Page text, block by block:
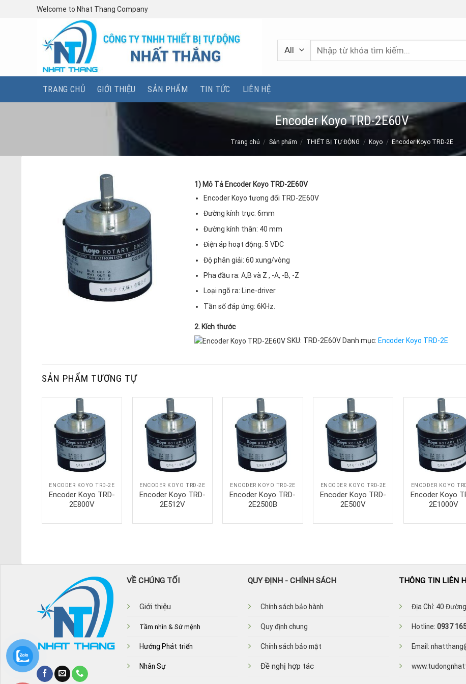
Welcome to Nhat Thang Company
Tìm
TRANG CHỦ GIỚI THIỆU SẢN PHẨM TIN TỨC LIÊN HỆ
Encoder Koyo TRD-2E60V
Trang chủ / Sản phẩm / THIẾT BỊ TỰ ĐỘNG / Koyo / Encoder Koyo TRD-2E
1) Mô Tả Encoder Koyo TRD-2E60V
Encoder Koyo tương đối TRD-2E60V
Đường kính trục: 6mm
Đường kính thân: 40 mm
Điện áp hoạt động: 5 VDC
Độ phân giải: 60 xung/vòng
Pha đầu ra: A,B và Z , -A, -B, -Z
Loại ngõ ra: Line-driver
Tần số đáp ứng: 6KHz.
2. Kích thước
SKU: TRD-2E60V Danh mục: Encoder Koyo TRD-2E
SẢN PHẨM TƯƠNG TỰ
ENCODER KOYO TRD-2E
Encoder Koyo TRD-
2E800V
ENCODER KOYO TRD-2E
Encoder Koyo TRD-
2E512V
ENCODER KOYO TRD-2E
Encoder Koyo TRD-
2E2500B
ENCODER KOYO TRD-2E
Encoder Koyo TRD-
2E500V
ENCODER KOYO
Encoder Koyo
2E1000V
VỀ CHÚNG TỐI
Giới thiệu
Tầm nhìn & Sứ mệnh
Hướng Phát triển
Nhân Sự
QUY ĐỊNH - CHÍNH SÁCH
Chính sách bảo hành
Quy định chung
Chính sách bảo mật
Đề nghị hợp tác
THÔNG TIN LIÊN
Địa Chỉ: 40
Hotline: 0937
Email: